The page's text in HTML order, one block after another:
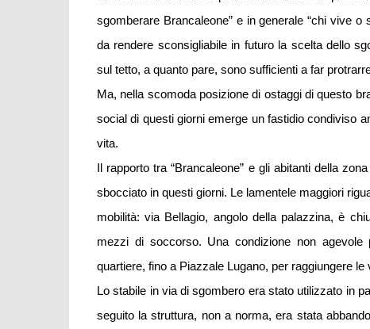
sgomberare Brancaleone” e in generale “chi vive
da rendere sconsigliabile in futuro la scelta dello
sul tetto, a quanto pare, sono sufficienti a far
Ma, nella scomoda posizione di ostaggi di questo
social di questi giorni emerge un fastidio condiviso
vita.
Il rapporto tra “Brancaleone” e gli abitanti della
sbocciato in questi giorni. Le lamentele maggiori
mobilità: via Bellagio, angolo della palazzina, è
mezzi di soccorso. Una condizione non
quartiere, fino a Piazzale Lugano, per raggiungere le
Lo stabile in via di sgombero era stato utilizzato in
seguito la struttura, non a norma, era stata